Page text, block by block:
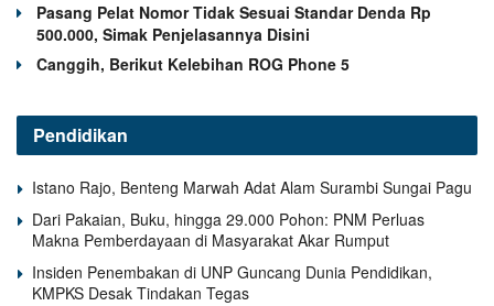
Pasang Pelat Nomor Tidak Sesuai Standar Denda Rp
500.000, Simak Penjelasannya Disini
Canggih, Berikut Kelebihan ROG Phone 5
Pendidikan
Istano Rajo, Benteng Marwah Adat Alam Surambi Sungai Pagu
Dari Pakaian, Buku, hingga 29.000 Pohon: PNM Perluas
Makna Pemberdayaan di Masyarakat Akar Rumput
Insiden Penembakan di UNP Guncang Dunia Pendidikan,
KMPKS Desak Tindakan Tegas